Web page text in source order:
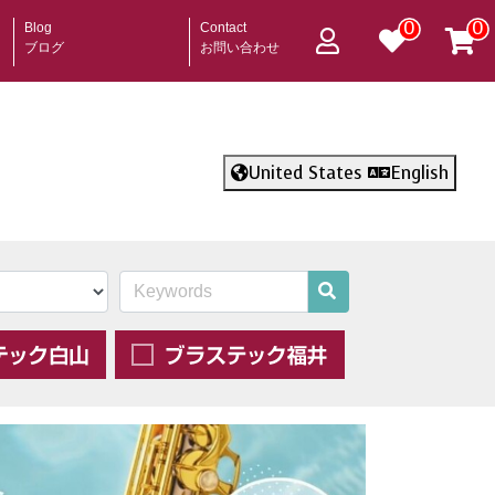
Blog
ブログ
Contact
お問い合わせ
0 0
United States English